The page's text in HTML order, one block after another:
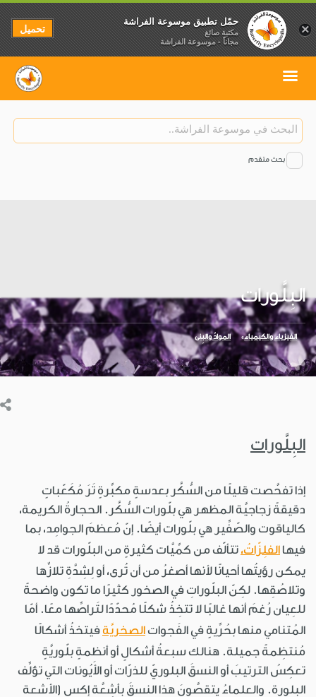
بحث متقدم
البِلَّورات
الفيزياء والكيمياء الموادّ والبِنى
البِلَّورات
إذا تفحَّصت قليلًا من السُّكَّر بعدسةٍ مكبِّرةٍ تَرَ مُكَعّباتٍ
دقيقةً زجاجيَّة المظهر هي بلّورات السُّكَّر. الحجارةُ الكريمة،
كالياقوت والصّفِّير هي بلّورات أيضًا. إنّ مُعظمَ الجوامِد، بما
فيها الفلِزّاتُ، تتألّف من كمِّيَّات كثيرةٍ من البلّورات قد لا
يمكن رؤيتُها أحيانًا لأنها أصغرُ من أن تُرى، أو لِشِدَّةِ تلازِّها
وتلاصُقِها. لكِنّ البلّوراتِ في الصخور كثيرًا ما تكون واضحةً
للعِيان رُغمَ أنها غالبًا لا تتخِذُ شكلًا مُحدّدًا لتَراصِّها معًا. أمّا
المُتنامي منها بحُرِّيةٍ في الفَجوات الصخريَّة فيتخذُ أشكالًا
مُنتظِمةً جميلة. هنالك سبعةُ أشكالٍ أو أنظمةٍ بلّوريَّةٍ
تعكِسُ الترتيبَ أو النسقَ البلوريّ للذرّات أو الأَيُونات التي تؤلِّف
البلورة. والعلماءُ يتقصَّونَ هذا النسقَ بأشِعَّة إكس (الأشعة
×
حمّل تطبيق موسوعة الفراشة
مكتبة صائغ
مجاناً - موسوعة الفراشة
تحميل